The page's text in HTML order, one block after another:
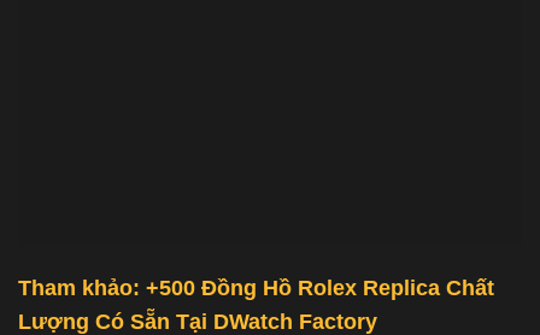
Tham khảo: +500 Đồng Hồ Rolex Replica Chất
Lượng Có Sẵn Tại DWatch Factory